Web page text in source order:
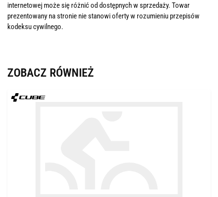
internetowej może się różnić od dostępnych w sprzedaży. Towar
prezentowany na stronie nie stanowi oferty w rozumieniu przepisów
kodeksu cywilnego.
ZOBACZ RÓWNIEŻ